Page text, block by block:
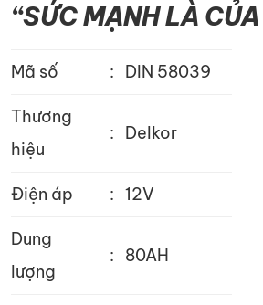
“SỨC MẠNH LÀ
Mã số : DIN 58039
Thương
hiệu
: Delkor
Điện áp : 12V
Dung
lượng
: 80AH